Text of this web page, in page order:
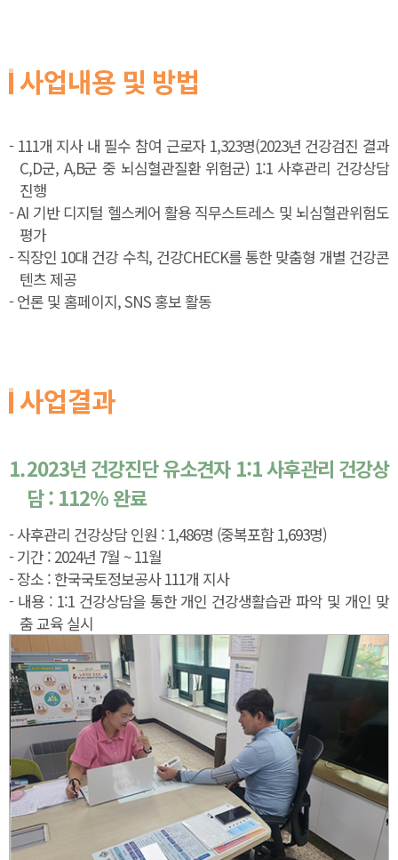
사업내용 및 방법
- 111개 지사 내 필수 참여 근로자 1,323명(2023년 건강검진 결과
C,D군, A,B군 중 뇌심혈관질환 위험군) 1:1 사후관리 건강상담
진행
- AI 기반 디지털 헬스케어 활용 직무스트레스 및 뇌심혈관위험도
평가
- 직장인 10대 건강 수칙, 건강CHECK를 통한 맞춤형 개별 건강콘
텐츠 제공
- 언론 및 홈페이지, SNS 홍보 활동
사업결과
1.2023년 건강진단 유소견자 1:1 사후관리 건강상
담 : 112% 완료
- 사후관리 건강상담 인원 : 1,486명 (중복포함 1,693명)
- 기간 : 2024년 7월 ~ 11월
- 장소 : 한국국토정보공사 111개 지사
- 내용 : 1:1 건강상담을 통한 개인 건강생활습관 파악 및 개인 맞
춤 교육 실시